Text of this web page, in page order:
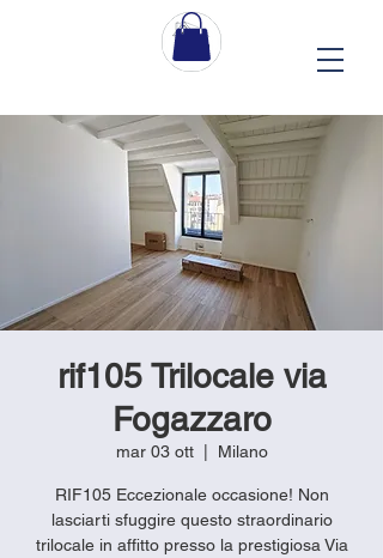
rif105 Trilocale via
Fogazzaro
mar 03 ott
  |
Milano
RIF105 Eccezionale occasione! Non
lasciarti sfuggire questo straordinario
trilocale in affitto presso la prestigiosa Via